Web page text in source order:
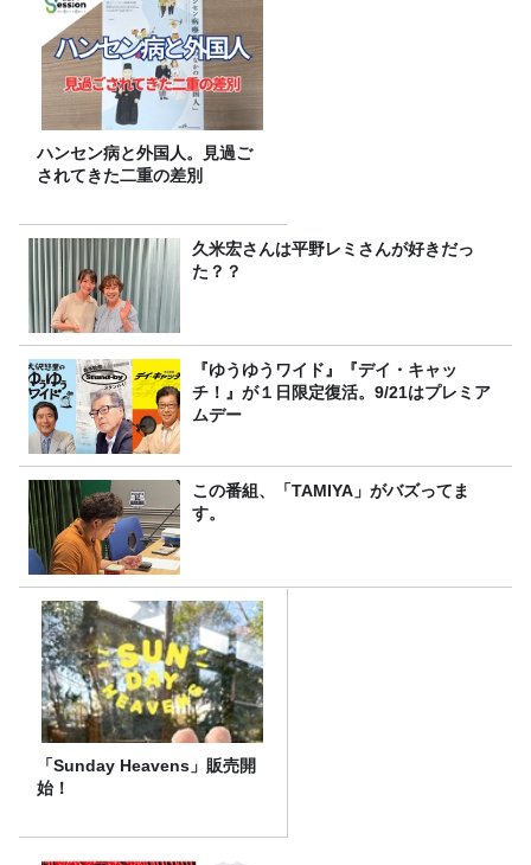
ハンセン病と外国人。見過ご
されてきた二重の差別
久米宏さんは平野レミさんが好きだっ
た？？
『ゆうゆうワイド』『デイ・キャッ
チ！』が１日限定復活。9/21はプレミア
ムデー
この番組、「TAMIYA」がバズってま
す。
「Sunday Heavens」販売開
始！